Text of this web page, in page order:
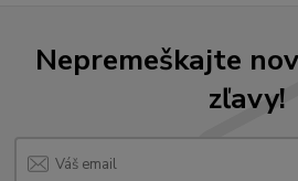
Nepremeškajte
zľavy!